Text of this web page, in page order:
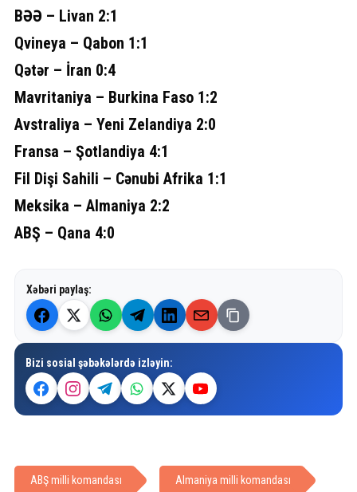
BƏƏ – Livan 2:1
Qvineya – Qabon 1:1
Qətər – İran 0:4
Mavritaniya – Burkina Faso 1:2
Avstraliya – Yeni Zelandiya 2:0
Fransa – Şotlandiya 4:1
Fil Dişi Sahili – Cənubi Afrika 1:1
Meksika – Almaniya 2:2
ABŞ – Qana 4:0
Xəbəri paylaş:
Bizi sosial şəbəkələrdə izləyin:
ABŞ milli komandası Almaniya milli komandası